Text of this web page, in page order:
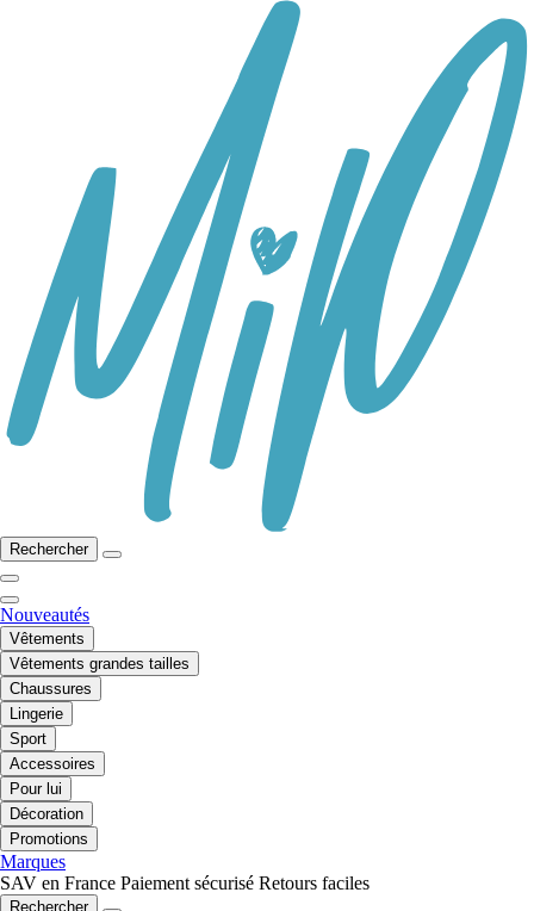
Rechercher
Nouveautés
Vêtements
Vêtements grandes tailles
Chaussures
Lingerie
Sport
Accessoires
Pour lui
Décoration
Promotions
Marques
SAV en France Paiement sécurisé Retours faciles
Rechercher